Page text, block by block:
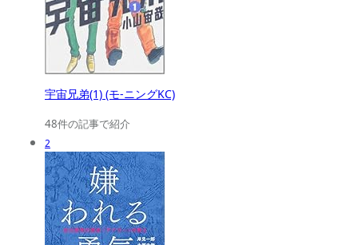
宇宙兄弟(1) (モ-ニングKC)
48件の記事で紹介
2